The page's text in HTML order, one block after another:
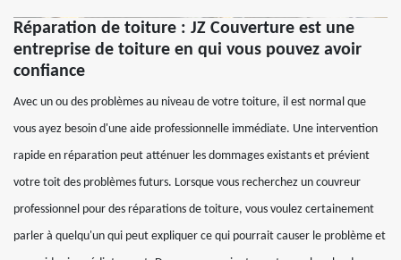
Réparation de toiture : JZ Couverture est une
entreprise de toiture en qui vous pouvez avoir
confiance
Avec un ou des problèmes au niveau de votre toiture, il est normal que
vous ayez besoin d'une aide professionnelle immédiate. Une intervention
rapide en réparation peut atténuer les dommages existants et prévient
votre toit des problèmes futurs. Lorsque vous recherchez un couvreur
professionnel pour des réparations de toiture, vous voulez certainement
parler à quelqu'un qui peut expliquer ce qui pourrait causer le problème et